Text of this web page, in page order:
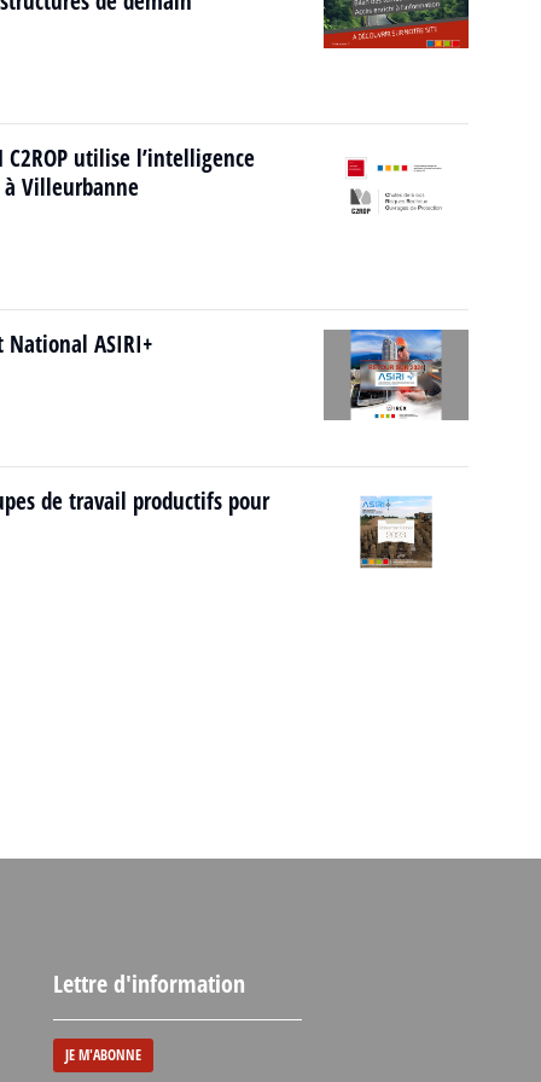
utilise l’intelligence
Villeurbanne
ASIRI+
de travail productifs pour
Lettre d'information
JE M'ABONNE